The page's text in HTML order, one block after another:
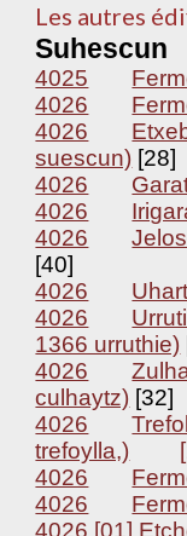
Les autres
Suhescun
4025
4026
4026
suescun) [28]
4026
4026
4026
[40]
4026
4026
1366 urruthie)
4026
culhaytz) [32]
4026
trefoylla,)
4026
4026
4026 [01]